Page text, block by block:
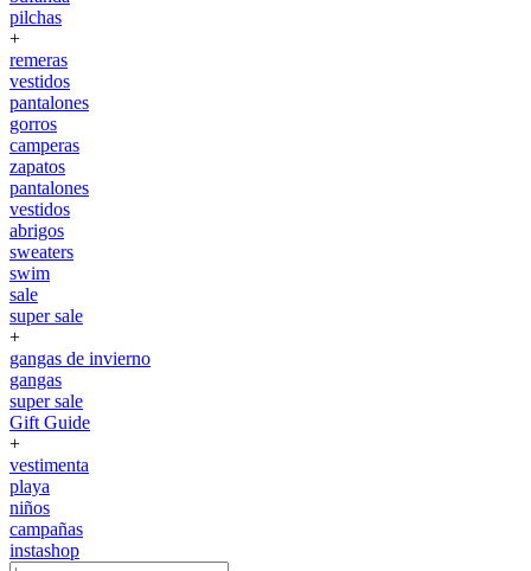
pilchas
+
remeras
vestidos
pantalones
gorros
camperas
zapatos
pantalones
vestidos
abrigos
sweaters
swim
sale
super sale
+
gangas de invierno
gangas
super sale
Gift Guide
+
vestimenta
playa
niños
campañas
instashop